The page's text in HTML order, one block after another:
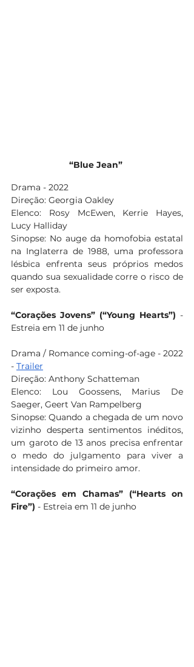
“Blue Jean”
Drama - 2022
Direção: Georgia Oakley
Elenco: Rosy McEwen, Kerrie Hayes,
Lucy Halliday
Sinopse: No auge da homofobia estatal
na Inglaterra de 1988, uma professora
lésbica enfrenta seus próprios medos
quando sua sexualidade corre o risco de
ser exposta.
“Corações Jovens” (“Young Hearts”) -
Estreia em 11 de junho
Drama / Romance coming-of-age - 2022
- Trailer
Direção: Anthony Schatteman
Elenco: Lou Goossens, Marius De
Saeger, Geert Van Rampelberg
Sinopse: Quando a chegada de um novo
vizinho desperta sentimentos inéditos,
um garoto de 13 anos precisa enfrentar
o medo do julgamento para viver a
intensidade do primeiro amor.
“Corações em Chamas” (“Hearts on
Fire”) - Estreia em 11 de junho